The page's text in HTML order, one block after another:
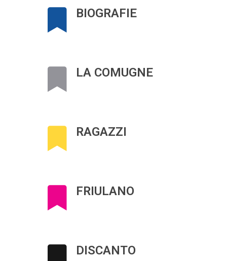
BIOGRAFIE
LA COMUGNE
RAGAZZI
FRIULANO
DISCANTO